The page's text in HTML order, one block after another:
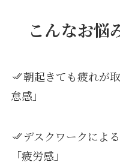
こんなお悩
朝起きても疲れが
怠感」
デスクワークによ
「疲労感」